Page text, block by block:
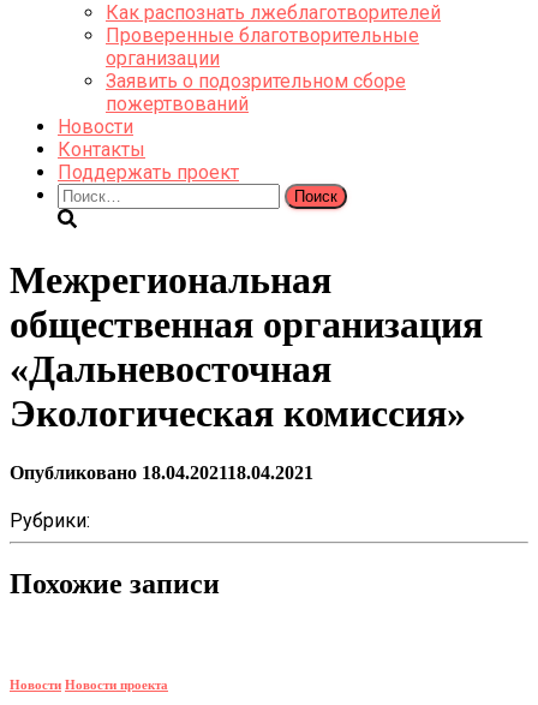
Как распознать лжеблаготворителей
Проверенные благотворительные
организации
Заявить о подозрительном сборе
пожертвований
Новости
Контакты
Поддержать проект
Найти:
Межрегиональная
общественная организация
«Дальневосточная
Экологическая комиссия»
Опубликовано 18.04.202118.04.2021
Рубрики:
Похожие записи
Новости Новости проекта